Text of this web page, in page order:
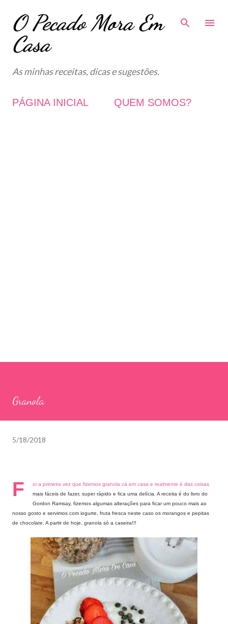
Avançar para o conteúdo principal
O Pecado Mora Em
Casa
As minhas receitas, dicas e sugestões.
PÁGINA INICIAL QUEM SOMOS?
Granola
5/18/2018
F
oi a primeira vez que fizemos granola cá em casa e realmente é das coisas
mais fáceis de fazer, super rápido e fica uma delícia. A receita é do livro do
Gordon Ramsay, fizemos algumas alterações para ficar um pouco mais ao
nosso gosto e servimos com iogurte, fruta fresca neste caso os morangos e pepitas
de chocolate. A partir de hoje, granola só a caseira!!!